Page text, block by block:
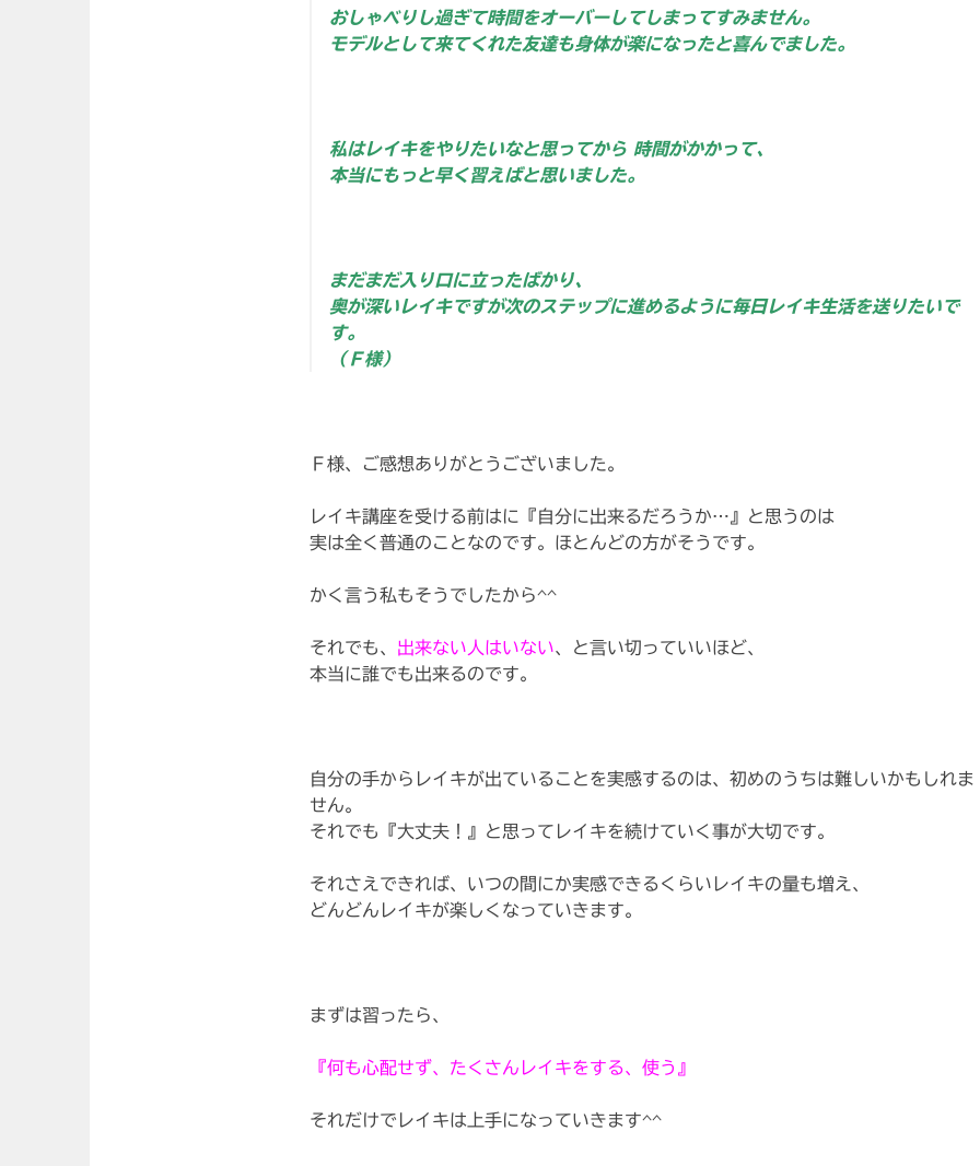
おしゃべりし過ぎて時間をオーバーしてしまってすみません。
モデルとして来てくれた友達も身体が楽になったと喜んでました。
私はレイキをやりたいなと思ってから 時間がかかって、
本当にもっと早く習えばと思いました。
まだまだ入り口に立ったばかり、
奥が深いレイキですが次のステップに進めるように毎日レイキ生活を送りたいで
す。
（Ｆ様）
Ｆ様、ご感想ありがとうございました。
レイキ講座を受ける前はに『自分に出来るだろうか…』と思うのは
実は全く普通のことなのです。ほとんどの方がそうです。
かく言う私もそうでしたから^^
それでも、 出来ない人はいない、と言い切っていいほど、
本当に誰でも出来るのです。
自分の手からレイキが出ていることを実感するのは、初めのうちは難しいかもしれま
せん。
それでも『大丈夫！』と思ってレイキを続けていく事が大切です。
それさえできれば、いつの間にか実感できるくらいレイキの量も増え、
どんどんレイキが楽しくなっていきます。
まずは習ったら、
『何も心配せず、たくさんレイキをする、使う』
それだけでレイキは上手になっていきます^^